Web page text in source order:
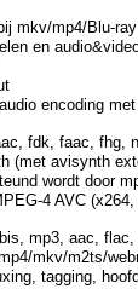
mkv/mp4/Blu-ray
en
encoding
fdk, faac, fhg,
(met avisynth
wordt door
4 AVC
mp3, aac,
mkv/m2ts/
tagging,